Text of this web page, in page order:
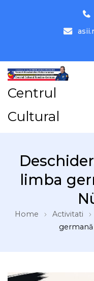
Centrul
Cultural
limba
Home Activitati
germană